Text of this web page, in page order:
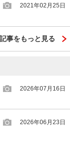
2021年02月25日
記事をもっと見る
2026年07月16日
2026年06月23日